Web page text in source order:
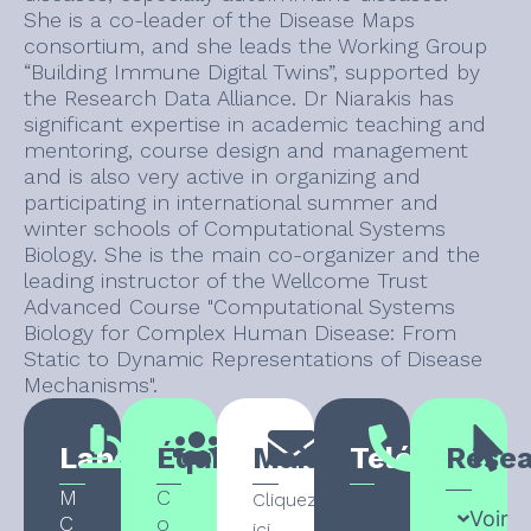
Laboratoire
M
C
Équipe
C
o
Mail
Cliquez
Téléphone
Voir
She is a co-leader of the Disease Maps
consortium, and she leads the Working Group
“Building Immune Digital Twins”, supported by
the Research Data Alliance. Dr Niarakis has
significant expertise in academic teaching and
mentoring, course design and management
and is also very active in organizing and
participating in international summer and
winter schools of Computational Systems
Biology. She is the main co-organizer and the
leading instructor of the Wellcome Trust
Advanced Course "Computational Systems
Biology for Complex Human Disease: From
Static to Dynamic Representations of Disease
Mechanisms".